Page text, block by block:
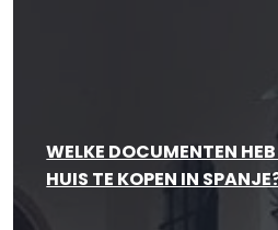
WELKE DOCUMENTEN
HUIS TE KOPEN IN